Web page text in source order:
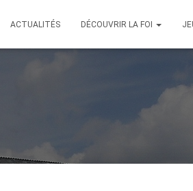
ACTUALITÉS DÉCOUVRIR LA FOI